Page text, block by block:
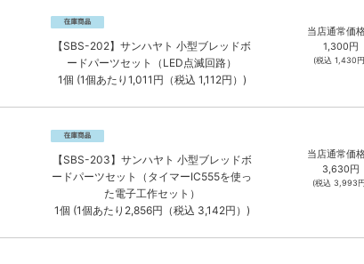
【SBS-202】サンハヤト 小型ブレッドボ
ードパーツセット（LED点滅回路）
1個 (1個あたり1,011円（税込 1,112円）)
当店通常価
1,300円
(税込1,430
【SBS-203】サンハヤト 小型ブレッドボ
ードパーツセット（タイマーIC555を使っ
た電子工作セット）
1個 (1個あたり2,856円（税込 3,142円）)
当店通常価
3,630円
(税込3,993